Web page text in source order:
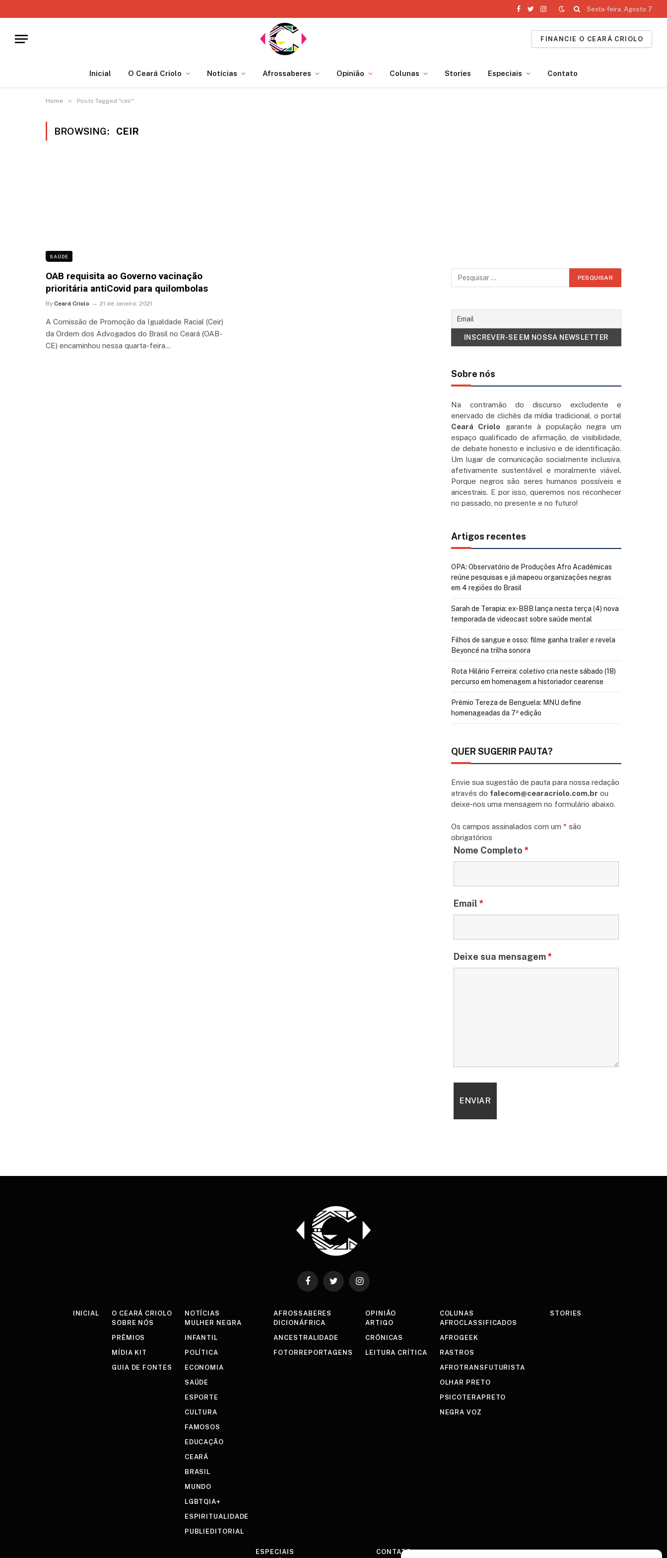
Facebook
TwitterInstagram
Sexta-feira, Agosto 7
FINANCIE O CEARÁ CRIOLO
Inicial O Ceará Criolo Notícias Afrossaberes Opinião Colunas Stories Especiais Contato
Home » Posts Tagged "ceir"
BROWSING: CEIR
SAÚDE
OAB requisita ao Governo vacinação
prioritária antiCovid para quilombolas
By Ceará Criolo 21 de Janeiro, 2021
A Comissão de Promoção da Igualdade Racial (Ceir)
da Ordem dos Advogados do Brasil no Ceará (OAB-
CE) encaminhou nessa quarta-feira…
Sobre nós
Na contramão do discurso excludente e
enervado de clichês da mídia tradicional, o portal
Ceará Criolo garante à população negra um
espaço qualificado de afirmação, de visibilidade,
de debate honesto e inclusivo e de identificação.
Um lugar de comunicação socialmente inclusiva,
afetivamente sustentável e moralmente viável.
Porque negros são seres humanos possíveis e
ancestrais. E por isso, queremos nos reconhecer
no passado, no presente e no futuro!
Artigos recentes
OPA: Observatório de Produções Afro Acadêmicas
reúne pesquisas e já mapeou organizações negras
em 4 regiões do Brasil
Sarah de Terapia: ex-BBB lança nesta terça (4) nova
temporada de videocast sobre saúde mental
Filhos de sangue e osso: filme ganha trailer e revela
Beyoncé na trilha sonora
Rota Hilário Ferreira: coletivo cria neste sábado (18)
percurso em homenagem a historiador cearense
Prêmio Tereza de Benguela: MNU define
homenageadas da 7ª edição
QUER SUGERIR PAUTA?
Envie sua sugestão de pauta para nossa redação
através do falecom@cearacriolo.com.br ou
deixe-nos uma mensagem no formulário abaixo.
Os campos assinalados com um* são
obrigatórios
Nome Completo*
Email*
Deixe sua mensagem*
FacebookTwitter Instagram
INICIAL
O CEARÁ CRIOLO
SOBRE NÓS
PRÊMIOS
MÍDIA KIT
GUIA DE FONTES
NOTÍCIAS
MULHER NEGRA
INFANTIL
POLÍTICA
ECONOMIA
SAÚDE
ESPORTE
CULTURA
FAMOSOS
EDUCAÇÃO
CEARÁ
BRASIL
MUNDO
LGBTQIA+
ESPIRITUALIDADE
PUBLIEDITORIAL
AFROSSABERES
DICIONÁFRICA
ANCESTRALIDADE
FOTORREPORTAGENS
OPINIÃO
ARTIGO
CRÔNICAS
LEITURA CRÍTICA
COLUNAS
AFROCLASSIFICADOS
AFROGEEK
RASTROS
AFROTRANSFUTURISTA
OLHAR PRETO
PSICOTERAPRETO
NEGRA VOZ
STORIES
ESPECIAIS
CONTATO